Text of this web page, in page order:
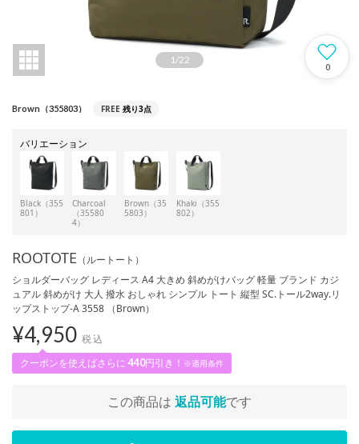
1 /22
0
Brown（355803） FREE 残り3点
バリエーション
Black（355
801）
Charcoal
（35580
4）
Brown（35
5803）
Khaki（355
802）
ROOTOTE （ルートート）
ショルダーバッグ レディース A4 大きめ 斜めがけバッグ 軽量 ブランド カジ
ュアル 斜めがけ 大人 撥水 おしゃれ シンプル トート 縦型 SC.トール2way.リ
ップストップ-A 3558 （Brown）
¥4,950 税込
クーポンを使えばさらに 440円引き！ ※適用条件
この商品は 返品可能です